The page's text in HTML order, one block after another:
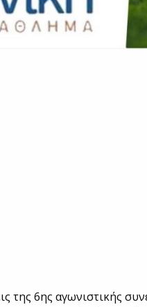
της 6ης αγωνιστικής